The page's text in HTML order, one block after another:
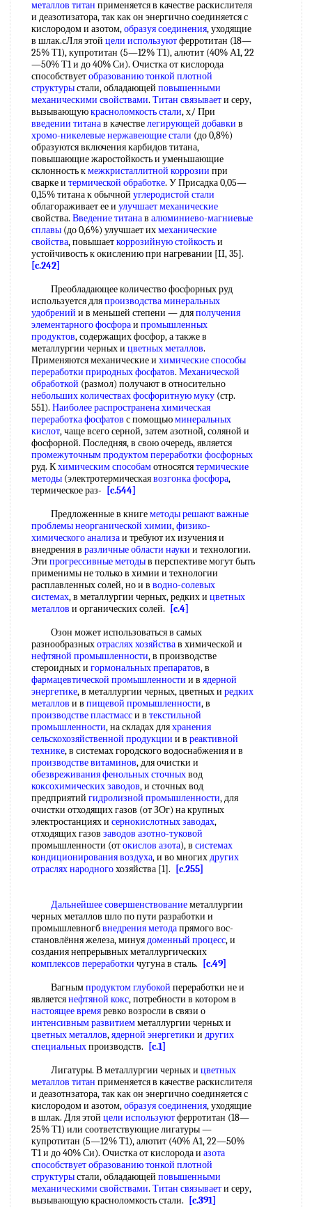
металлов титан применяется в качестве раскислителя
и деазотизатора, так как он энергично соединяется с
кислородом и азотом,образуя соединения, уходящие
в шлак.сЛля этой цели используютферротитан (18—
25% Т1), купротитан (5—12% Т1), алютит (40% А1, 22
—50% Т1 и до 40% Си). Очистка от кислорода
способствуетобразованию тонкой плотной
структурыстали, обладающей повышенными
механическими свойствами. Титан связываети серу,
вызывающуюкрасноломкость стали, х/ При
введении титанав качествелегирующей добавки в
хромо-никелевыенержавеющие стали (до 0,8%)
образуются включения карбидов титана,
повышающие жаростойкость и уменьшающие
склонность кмежкристаллитной коррозии при
сварке и термической обработке. У Присадка 0,05—
0,15% титана к обычной углеродистой стали
облагораживает ее и улучшает механические
свойства. Введение титанав алюминиево-магниевые
сплавы (до 0,6%) улучшает ихмеханические
свойства, повышаеткоррозийную стойкостьи
устойчивость к окислению при нагревании [II, 35].
[c.242]
Преобладающее количество фосфорных руд
используется дляпроизводства минеральных
удобрений и в меньшей степени — дляполучения
элементарного фосфораи промышленных
продуктов, содержащих фосфор, а также в
металлургии черных и цветных металлов.
Применяются механические и химические способы
переработки природных фосфатов. Механической
обработкой (размол) получают в относительно
небольших количествахфосфоритную муку (стр.
551). Наиболее распространенахимическая
переработка фосфатов с помощьюминеральных
кислот, чаще всего серной, затем азотной, соляной и
фосфорной. Последняя, в свою очередь, является
промежуточным продуктомпереработки фосфорных
руд. Кхимическим способамотносятсятермические
методы (электротермическаявозгонка фосфора,
термическое раз-
[c.544]
Предложенные в книгеметоды решаютважные
проблемынеорганической химии,физико-
химического анализаи требуют их изучения и
внедрения в различные области науки и технологии.
Эти прогрессивные методыв перспективе могут быть
применимы не только в химии и технологии
расплавленных солей, но и в водно-солевых
системах, в металлургии черных, редких и цветных
металлов и органических солей.
[c.4]
Озон может использоваться в самых
разнообразныхотраслях хозяйствав химической и
нефтяной промышленности, в производстве
стероидных и гормональных препаратов, в
фармацевтической промышленности и в ядерной
энергетике, в металлургии черных, цветных и редких
металлов и в пищевой промышленности, в
производстве пластмасси в текстильной
промышленности, на складах дляхранения
сельскохозяйственной продукции и в реактивной
технике, в системах городского водоснабжения и в
производстве витаминов, для очистки и
обезвреживания фенольных сточныхвод
коксохимических заводов, и сточных вод
предприятий гидролизной промышленности, для
очистки отходящих газов (от ЗОг) на крупных
электростанциях и сернокислотных заводах,
отходящих газов заводов азотно-туковой
промышленности (отокислов азота), в системах
кондиционирования воздуха, и во многихдругих
отраслях народногохозяйства [1]. [c.255]
Дальнейшее совершенствованиеметаллургии
черных металлов шло по пути разработки и
промышлевногбвнедрения методапрямого вос-
становлёння железа, минуядоменный процесс, и
создания непрерывных металлургических
комплексов переработки чугуна в сталь.
[c.49]
Вагнымпродуктом глубокой переработки не и
являетсянефтяной кокс, потребности в котором в
настоящее времяревко возросли в связи о
интенсивным развитиемметаллургии черных и
цветных металлов,ядерной энергетики и других
специальныхпроизводств.
[c.1]
Лигатуры. В металлургии черных и цветных
металлов титан применяется в качестве раскислителя
и деазотнзатора, так как он энергично соединяется с
кислородом и азотом,образуя соединения, уходящие
в шлак. Для этой цели используютферротитан (18—
25% Т1) или соответствующие лигатуры —
купротитан (5—12% Т1), алютит (40% А1, 22—50%
Т1 и до 40% Си). Очистка от кислорода и азота
способствуетобразованию тонкой плотной
структурыстали, обладающей повышенными
механическими свойствами. Титан связываети серу,
вызывающую красноломкость стали.
[c.391]